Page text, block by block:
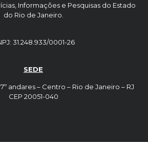
Informações e Pesquisas do Estado
do Rio de Janeiro.
31.248.933/0001-26
SEDE
7º andares – Centro – Rio de Janeiro – RJ
CEP 20051-040